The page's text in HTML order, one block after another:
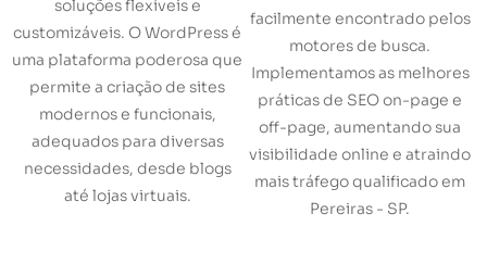
soluções flexíveis e
customizáveis. O WordPress é
uma plataforma poderosa que
permite a criação de sites
modernos e funcionais,
adequados para diversas
necessidades, desde blogs
até lojas virtuais.
facilmente encontrado pelos
motores de busca.
Implementamos as melhores
práticas de SEO on-page e
off-page, aumentando sua
visibilidade online e atraindo
mais tráfego qualificado em
Pereiras - SP.